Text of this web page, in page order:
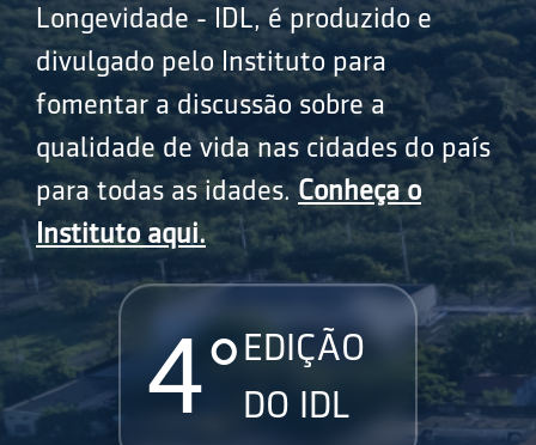
Longevidade - IDL, é produzido e
divulgado pelo Instituto para
fomentar a discussão sobre a
qualidade de vida nas cidades do país
para todas as idades.Conheça o
Instituto aqui.
4° EDIÇÃO
DO IDL